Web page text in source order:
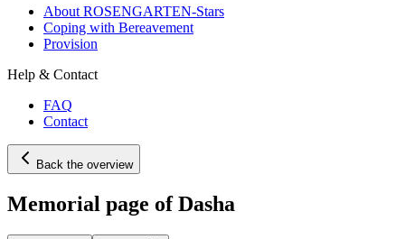
About ROSENGARTEN-Stars
Coping with Bereavement
Provision
Help & Contact
FAQ
Contact
Back the overview
Memorial page of Dasha